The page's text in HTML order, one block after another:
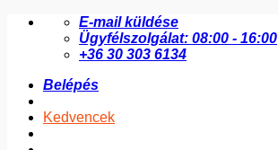
Skip
E-mail küldése
Ügyfélszolgálat: 08:00 - 16:00
+36 30 303 6134
Belépés
Kedvencek